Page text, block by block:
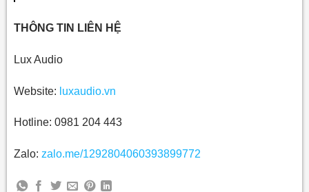
THÔNG TIN LIÊN HỆ
Lux Audio
Website: luxaudio.vn
Hotline: 0981 204 443
Zalo: zalo.me/1292804060393899772